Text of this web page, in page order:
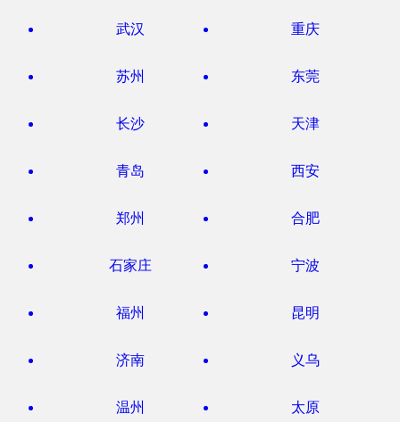
武汉 重庆
苏州 东莞
长沙 天津
青岛 西安
郑州 合肥
石家庄 宁波
福州 昆明
济南 义乌
温州 太原